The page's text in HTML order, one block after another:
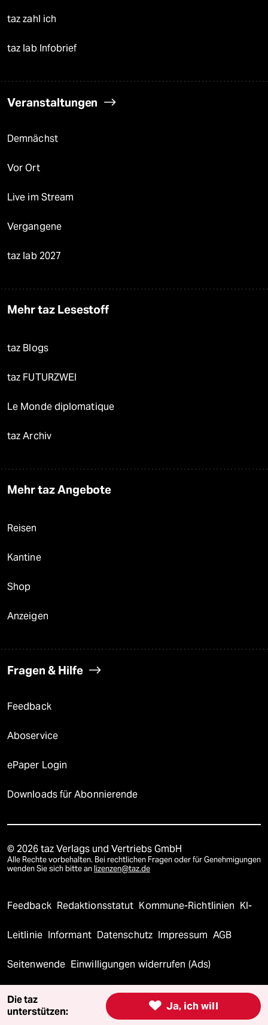
taz zahl ich
taz lab Infobrief
Veranstaltungen
Demnächst
Vor Ort
Live im Stream
Vergangene
taz lab 2027
Mehr taz Lesestoff
taz Blogs
taz FUTURZWEI
Le Monde diplomatique
taz Archiv
Mehr taz Angebote
Reisen
Kantine
Shop
Anzeigen
Fragen & Hilfe
Feedback
Aboservice
ePaper Login
Downloads für Abonnierende
© 2026 taz Verlags und Vertriebs GmbH
Alle Rechte vorbehalten. Bei rechtlichen Fragen oder für Genehmigungen
wenden Sie sich bitte an lizenzen@taz.de
Feedback Redaktionsstatut Kommune-Richtlinien KI-
Leitlinie Informant Datenschutz Impressum AGB
Seitenwende Einwilligungen widerrufen (Ads)
 Ja, ich will
Die taz
unterstützen: